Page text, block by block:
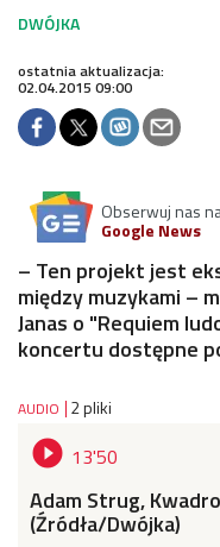
ostatnia aktualizacja:
02.04.2015 09:00
Obserwuj nas
Google News
– Ten projekt jest
między muzykami –
Janas o "Requiem
koncertu dostępne
AUDIO 2 pliki
 13'50
Adam Strug,
(Źródła/Dwójka)